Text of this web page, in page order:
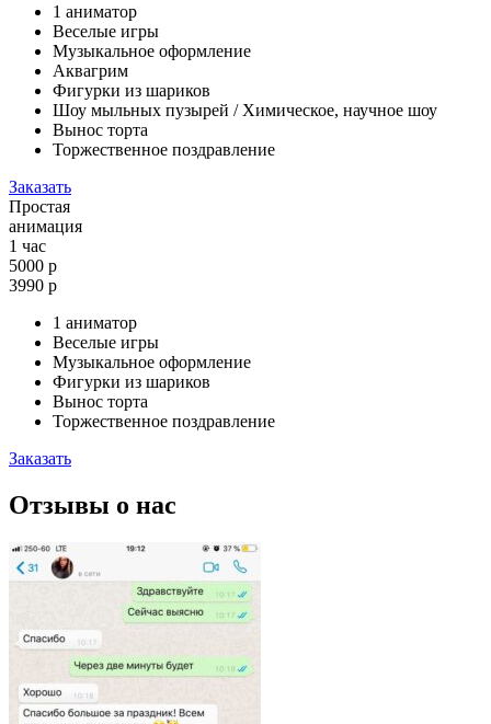
1 аниматор
Веселые игры
Музыкальное оформление
Аквагрим
Фигурки из шариков
Шоу мыльных пузырей / Химическое, научное шоу
Вынос торта
Торжественное поздравление
Заказать
Простая
анимация
1 час
5000 р
3990 р
1 аниматор
Веселые игры
Музыкальное оформление
Фигурки из шариков
Вынос торта
Торжественное поздравление
Заказать
Отзывы о нас